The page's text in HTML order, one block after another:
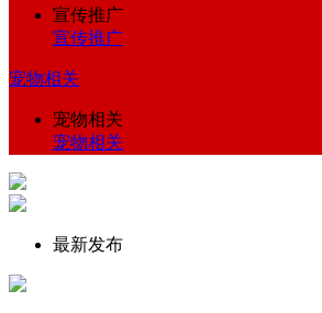
宣传推广
宣传推广
宠物相关
宠物相关
宠物相关
最新发布